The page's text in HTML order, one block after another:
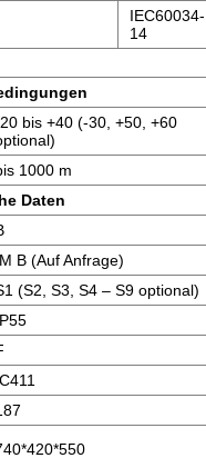
IEC60034-
14
bis +40 (-30, +50, +60
1000 m
Daten
B (Auf Anfrage)
(S2, S3, S4 – S9 optional)